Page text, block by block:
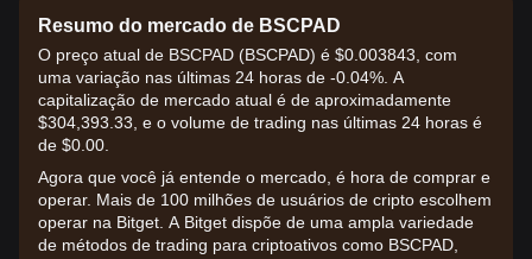
Resumo do mercado de BSCPAD
O preço atual de BSCPAD (BSCPAD) é $0.003843, com
uma variação nas últimas 24 horas de -0.04%. A
capitalização de mercado atual é de aproximadamente
$304,393.33, e o volume de trading nas últimas 24 horas é
de $0.00.
Agora que você já entende o mercado, é hora de comprar e
operar. Mais de 100 milhões de usuários de cripto escolhem
operar na Bitget. A Bitget dispõe de uma ampla variedade
de métodos de trading para criptoativos como BSCPAD,